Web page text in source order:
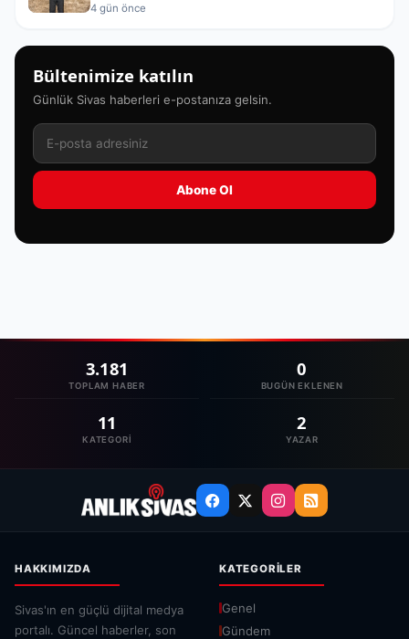
4 gün önce
Bültenimize katılın
Günlük Sivas haberleri e-postanıza gelsin.
Abone Ol
3.181
TOPLAM HABER
0
BUGÜN EKLENEN
11
KATEGORI
2
YAZAR
HAKKIMIZDA
Sivas'ın en güçlü dijital medya
portalı. Güncel haberler, son
KATEGORILER
Genel
Gündem